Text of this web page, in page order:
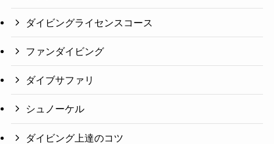
ダイビングライセンスコース
ファンダイビング
ダイブサファリ
シュノーケル
ダイビング上達のコツ